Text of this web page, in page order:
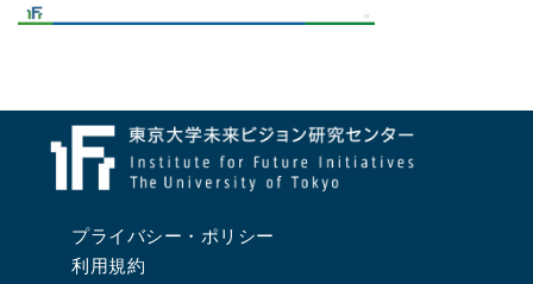
プライバシー・ポリシー
利用規約